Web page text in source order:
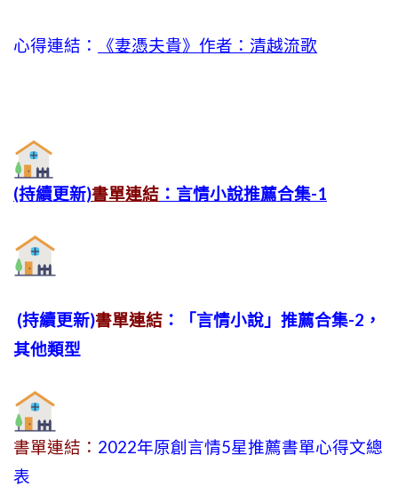
心得連結： 《妻憑夫貴》作者：清越流歌
(持續更新)書單連結 ：言情小說推薦合集-1
(持續更新)書單連結 ：「言情小說」推薦合集-2，
其他類型
書單連結： 2022年原創言情5星推薦書單心得文總
表